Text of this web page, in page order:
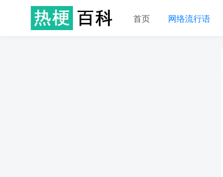
首页 网络流行语